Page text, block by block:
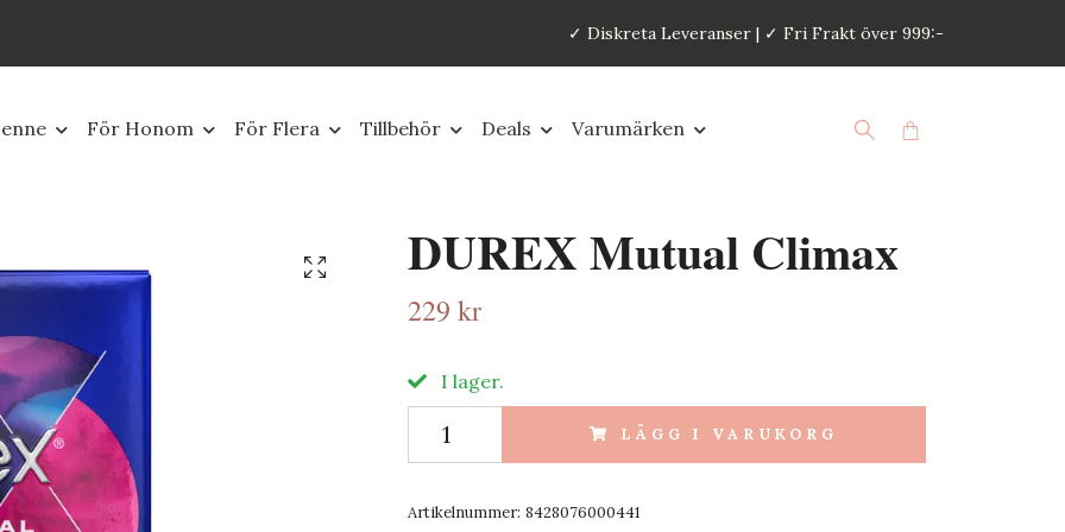
✓ Diskreta Leveranser | ✓ Fri Frakt över 999:-
För Honom För Flera Tillbehör Deals Varumärken
DUREX Mutual Climax
229 kr
I lager.
LÄGG I VARUKORG
Artikelnummer: 8428076000441